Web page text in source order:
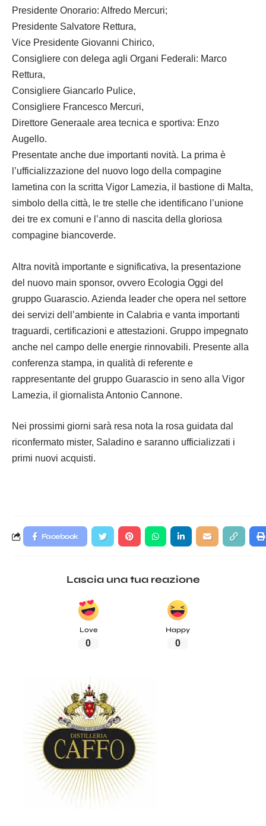
Presidente Onorario: Alfredo Mercuri;
Presidente Salvatore Rettura,
Vice Presidente Giovanni Chirico,
Consigliere con delega agli Organi Federali: Marco
Rettura,
Consigliere Giancarlo Pulice,
Consigliere Francesco Mercuri,
Direttore Generaale area tecnica e sportiva: Enzo
Augello.
Presentate anche due importanti novità. La prima è
l’ufficializzazione del nuovo logo della compagine
lametina con la scritta Vigor Lamezia, il bastione di Malta,
simbolo della città, le tre stelle che identificano l’unione
dei tre ex comuni e l’anno di nascita della gloriosa
compagine biancoverde.
Altra novità importante e significativa, la presentazione
del nuovo main sponsor, ovvero Ecologia Oggi del
gruppo Guarascio. Azienda leader che opera nel settore
dei servizi dell’ambiente in Calabria e vanta importanti
traguardi, certificazioni e attestazioni. Gruppo impegnato
anche nel campo delle energie rinnovabili. Presente alla
conferenza stampa, in qualità di referente e
rappresentante del gruppo Guarascio in seno alla Vigor
Lamezia, il giornalista Antonio Cannone.
Nei prossimi giorni sarà resa nota la rosa guidata dal
riconfermato mister, Saladino e saranno ufficializzati i
primi nuovi acquisti.
Facebook
Lascia una tua reazione
Love
0
Happy
0